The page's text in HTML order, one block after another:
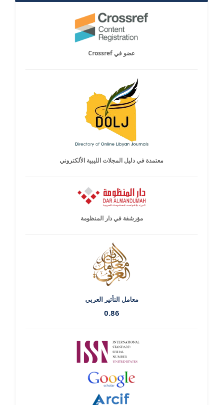
عضو في Crossref
معتمدة في دليل المجلات الليبية الألكتروني
مؤرشفة في دار المنظومة
معامل التأثير العربي
0.86